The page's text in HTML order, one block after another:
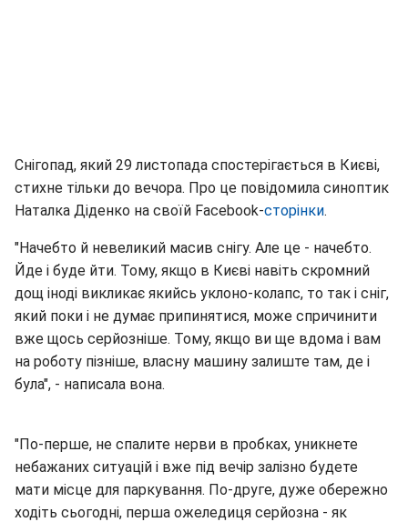
Снігопад, який 29 листопада спостерігається в Києві,
стихне тільки до вечора. Про це повідомила синоптик
Наталка Діденко на своїй Facebook-сторінки.
"Начебто й невеликий масив снігу. Але це - начебто.
Йде і буде йти. Тому, якщо в Києві навіть скромний
дощ іноді викликає якийсь уклоно-колапс, то так і сніг,
який поки і не думає припинятися, може спричинити
вже щось серйозніше. Тому, якщо ви ще вдома і вам
на роботу пізніше, власну машину залиште там, де і
була", - написала вона.
"По-перше, не спалите нерви в пробках, уникнете
небажаних ситуацій і вже під вечір залізно будете
мати місце для паркування. По-друге, дуже обережно
ходіть сьогодні, перша ожеледиця серйозна - як